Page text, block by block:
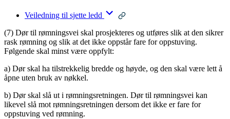
Veiledning til sjette ledd
(7) Dør til rømningsvei skal prosjekteres og utføres slik at den sikrer
rask rømning og slik at det ikke oppstår fare for oppstuving.
Følgende skal minst være oppfylt:
a) Dør skal ha tilstrekkelig bredde og høyde, og den skal være lett å
åpne uten bruk av nøkkel.
b) Dør skal slå ut i rømningsretningen. Dør til rømningsvei kan
likevel slå mot rømningsretningen dersom det ikke er fare for
oppstuving ved rømning.